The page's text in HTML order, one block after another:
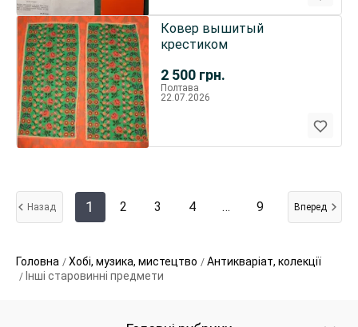
2 500 грн.
Ковер вышитый
крестиком
Полтава
22.07.2026
Назад 1 2 3 4 … 9 Вперед
Головна Хобі, музика, мистецтво
Антикваріат, колекції
Інші старовинні предмети